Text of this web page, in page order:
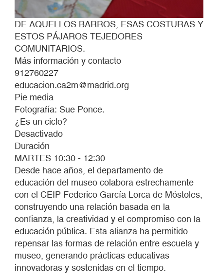
DE AQUELLOS BARROS, ESAS COSTURAS Y
ESTOS PÁJAROS TEJEDORES
COMUNITARIOS.
Más información y contacto
912760227
educacion.ca2m@madrid.org
Pie media
Fotografía: Sue Ponce.
¿Es un ciclo?
Desactivado
Duración
MARTES 10:30 - 12:30
Desde hace años, el departamento de
educación del museo colabora estrechamente
con el CEIP Federico García Lorca de Móstoles,
construyendo una relación basada en la
confianza, la creatividad y el compromiso con la
educación pública. Esta alianza ha permitido
repensar las formas de relación entre escuela y
museo, generando prácticas educativas
innovadoras y sostenidas en el tiempo.